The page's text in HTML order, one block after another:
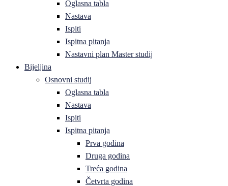
Oglasna tabla
Nastava
Ispiti
Ispitna pitanja
Nastavni plan Master studij
Bijeljina
Osnovni studij
Oglasna tabla
Nastava
Ispiti
Ispitna pitanja
Prva godina
Druga godina
Treća godina
Četvrta godina